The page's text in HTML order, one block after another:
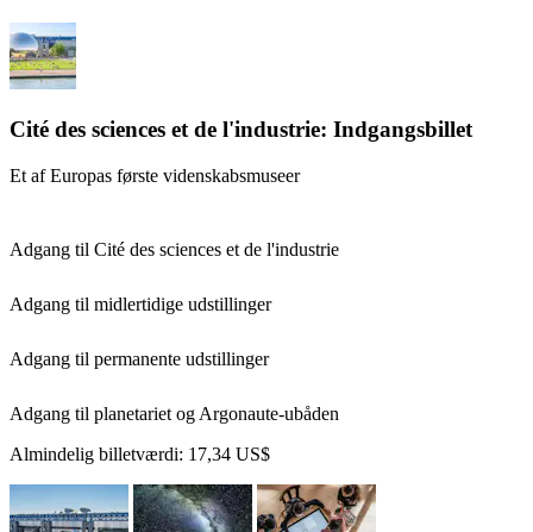
Cité des sciences et de l'industrie: Indgangsbillet
Et af Europas første videnskabsmuseer
Adgang til Cité des sciences et de l'industrie
Adgang til midlertidige udstillinger
Adgang til permanente udstillinger
Adgang til planetariet og Argonaute-ubåden
Almindelig billetværdi: 17,34 US$